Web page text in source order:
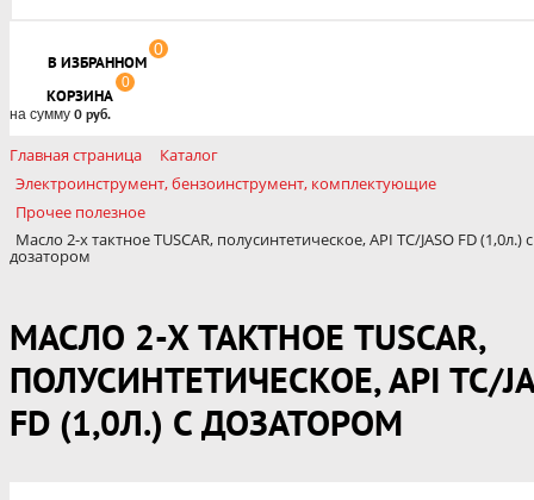
В ИЗБРАННОМ
0
КОРЗИНА
0
на сумму 0 руб.
Главная страница
Каталог
Электроинструмент, бензоинструмент, комплектующие
Прочее полезное
Масло 2-х тактное TUSCAR, полусинтетическое, API TC/JASO FD (1,0л.) с
дозатором
МАСЛО 2-Х ТАКТНОЕ TUSCAR,
ПОЛУСИНТЕТИЧЕСКОЕ, API TC/
FD (1,0Л.) С ДОЗАТОРОМ